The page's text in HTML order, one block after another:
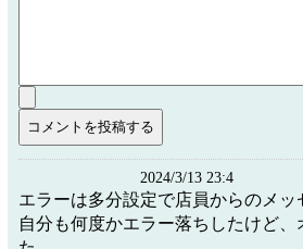
2024/3/13 23:4
エラーは多分設定で店員からのメ
自分も何度かエラー落ちしたけど